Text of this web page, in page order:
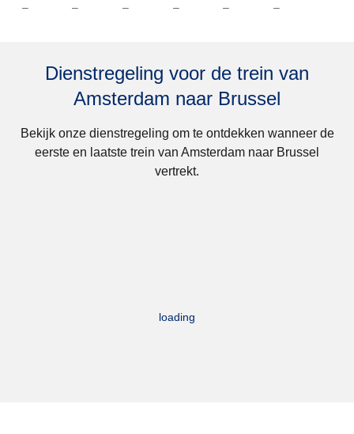
– – – – – –
Dienstregeling voor de trein van
Amsterdam naar Brussel
Bekijk onze dienstregeling om te ontdekken wanneer de
eerste en laatste trein van Amsterdam naar Brussel
vertrekt.
loading